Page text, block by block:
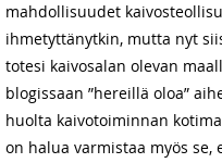
mahdollisuudet
ihmetyttänytkin, mutta nyt
totesi kaivosalan olevan
blogissaan ”hereillä oloa”
huolta kaivotoiminnan
on halua varmistaa myös se,